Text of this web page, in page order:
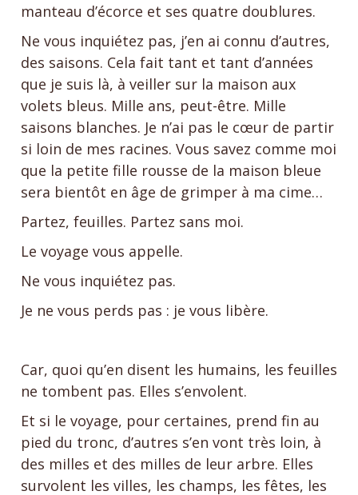
manteau d’écorce et ses quatre doublures.
Ne vous inquiétez pas, j’en ai connu d’autres,
des saisons. Cela fait tant et tant d’années
que je suis là, à veiller sur la maison aux
volets bleus. Mille ans, peut-être. Mille
saisons blanches. Je n’ai pas le cœur de partir
si loin de mes racines. Vous savez comme moi
que la petite fille rousse de la maison bleue
sera bientôt en âge de grimper à ma cime…
Partez, feuilles. Partez sans moi.
Le voyage vous appelle.
Ne vous inquiétez pas.
Je ne vous perds pas : je vous libère.
Car, quoi qu’en disent les humains, les feuilles
ne tombent pas. Elles s’envolent.
Et si le voyage, pour certaines, prend fin au
pied du tronc, d’autres s’en vont très loin, à
des milles et des milles de leur arbre. Elles
survolent les villes, les champs, les fêtes, les